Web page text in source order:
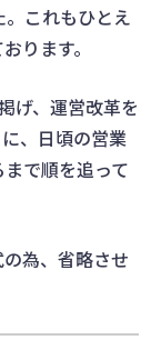
これもひとえ
ります。
げ、運営改革を
、日頃の営業
で順を追って
の為、省略させ